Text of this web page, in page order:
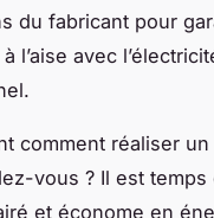
du fabricant pour
l’aise avec
comment réaliser
vous ? Il est
et économe en